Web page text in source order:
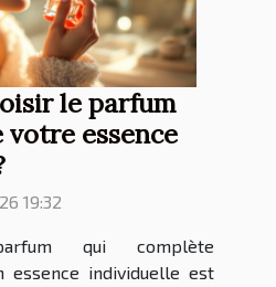
le parfum
essence
19:32
qui complète
essence individuelle est